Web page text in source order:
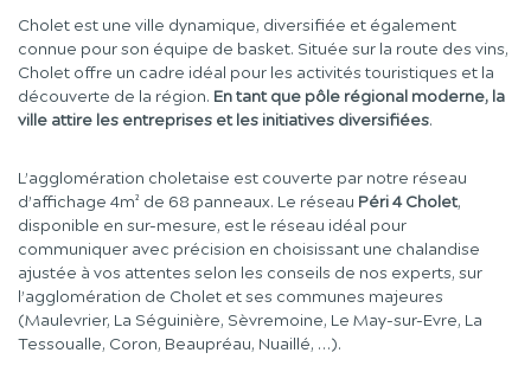
Cholet est une ville dynamique, diversifiée et également
connue pour son équipe de basket. Située sur la route des vins,
Cholet offre un cadre idéal pour les activités touristiques et la
découverte de la région. En tant que pôle régional moderne, la
ville attire les entreprises et les initiatives diversifiées.
L’agglomération choletaise est couverte par notre réseau
d’affichage 4m² de 68 panneaux. Le réseau Péri 4 Cholet,
disponible en sur-mesure, est le réseau idéal pour
communiquer avec précision en choisissant une chalandise
ajustée à vos attentes selon les conseils de nos experts, sur
l’agglomération de Cholet et ses communes majeures
(Maulevrier, La Séguinière, Sèvremoine, Le May-sur-Evre, La
Tessoualle, Coron, Beaupréau, Nuaillé, …).